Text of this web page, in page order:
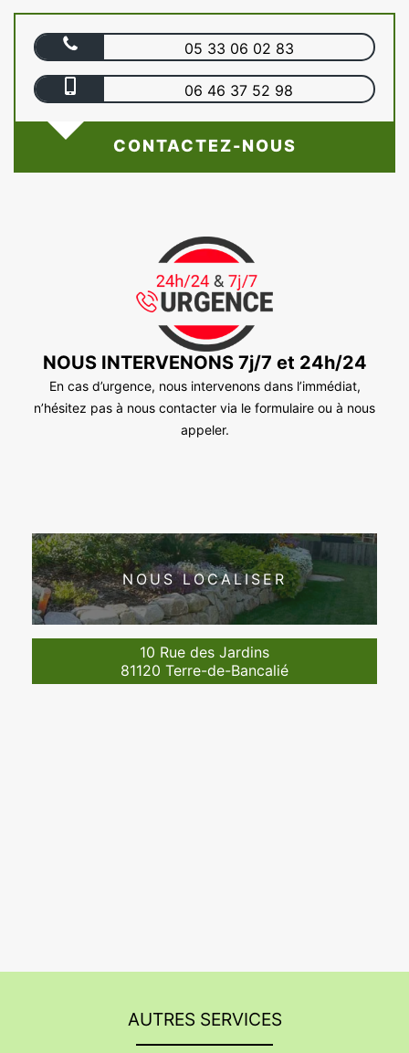
05 33 06 02 83
06 46 37 52 98
CONTACTEZ-NOUS
NOUS INTERVENONS 7j/7 et 24h/24
En cas d’urgence, nous intervenons dans l’immédiat,
n’hésitez pas à nous contacter via le formulaire ou à nous
appeler.
NOUS LOCALISER
10 Rue des Jardins
81120 Terre-de-Bancalié
AUTRES SERVICES